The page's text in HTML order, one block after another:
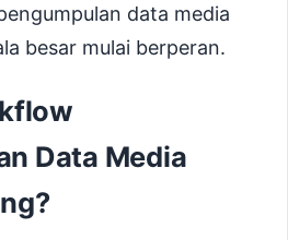
data media
besar mulai berperan.
Data Media